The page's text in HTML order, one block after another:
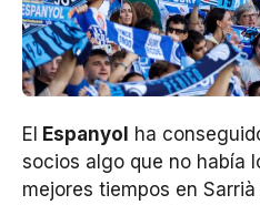
El Espanyol
ha
socios algo que no había
mejores tiempos en